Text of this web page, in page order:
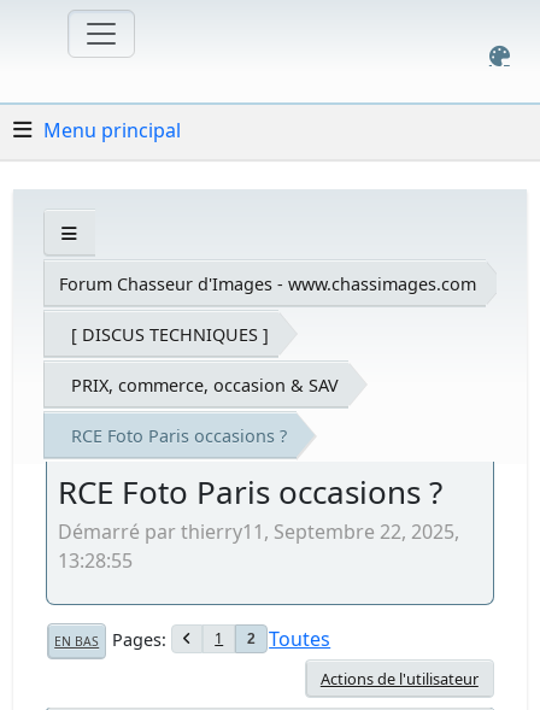
Menu principal
Forum Chasseur d'Images - www.chassimages.com
[ DISCUS TECHNIQUES ]
PRIX, commerce, occasion & SAV
RCE Foto Paris occasions ?
RCE Foto Paris occasions ?
Démarré par thierry11, Septembre 22, 2025,
13:28:55
EN BAS Pages 1 2 Toutes
Actions de l'utilisateur